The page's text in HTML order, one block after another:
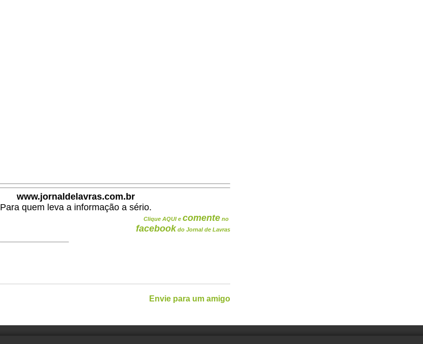
www.jornaldelavras.com.br
Para quem leva a informação a sério.
Clique AQUI e comente no
facebook do Jornal de Lavras
Envie para um amigo